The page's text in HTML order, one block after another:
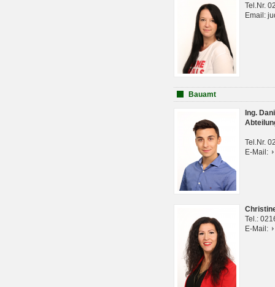
Tel.Nr.
Email:
Bauamt
Ing.
Tel.Nr.
E-Mail:
Tel.:
E-Mail: